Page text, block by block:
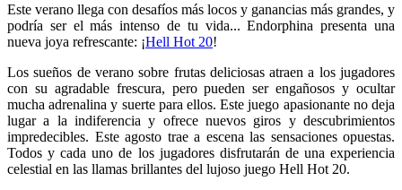
Este verano llega con desafíos más locos y ganancias más grandes, y
podría ser el más intenso de tu vida... Endorphina presenta una
nueva joya refrescante: ¡Hell Hot 20!
Los sueños de verano sobre frutas deliciosas atraen a los jugadores
con su agradable frescura, pero pueden ser engañosos y ocultar
mucha adrenalina y suerte para ellos. Este juego apasionante no deja
lugar a la indiferencia y ofrece nuevos giros y descubrimientos
impredecibles. Este agosto trae a escena las sensaciones opuestas.
Todos y cada uno de los jugadores disfrutarán de una experiencia
celestial en las llamas brillantes del lujoso juego Hell Hot 20.